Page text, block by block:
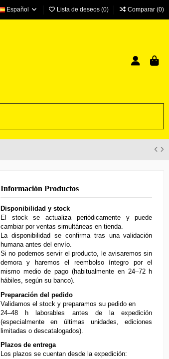
Español Lista de deseos (0) Comparar (0)
Información Productos
Disponibilidad y stock
El stock se actualiza periódicamente y puede
cambiar por ventas simultáneas en tienda.
La disponibilidad se confirma tras una validación
humana antes del envío.
Si no podemos servir el producto, le avisaremos sin
demora y haremos el reembolso íntegro por el
mismo medio de pago (habitualmente en 24–72 h
hábiles, según su banco).
Preparación del pedido
Validamos el stock y preparamos su pedido en
24–48 h laborables antes de la expedición
(especialmente en últimas unidades, ediciones
limitadas o descatalogados).
Plazos de entrega
Los plazos se cuentan desde la expedición: